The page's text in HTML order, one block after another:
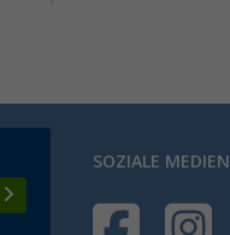
SOZIALE MEDIEN